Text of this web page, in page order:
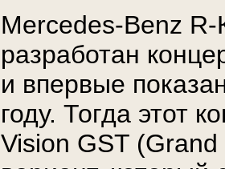
Mercedes-Benz
разработан
и впервые
году. Тогда этот
Vision GST